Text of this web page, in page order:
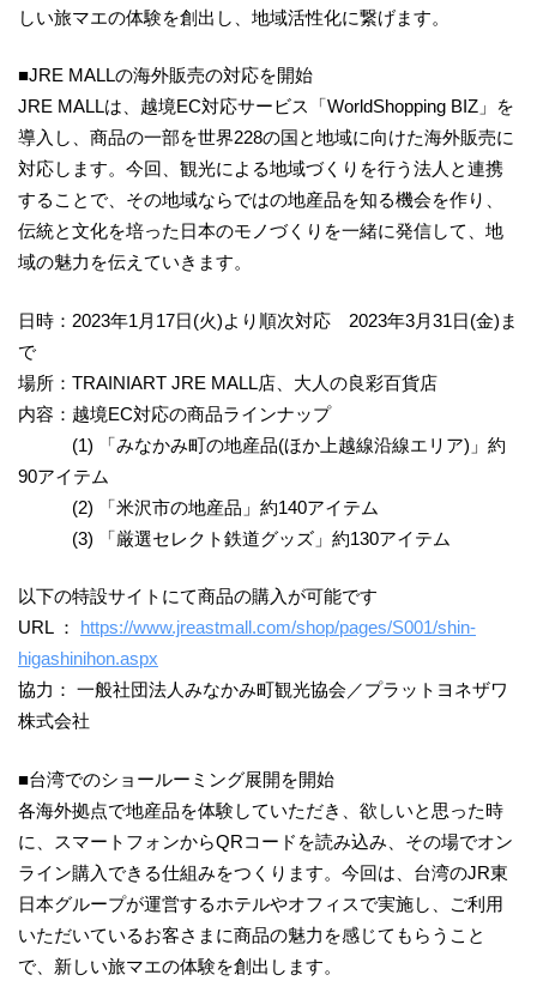
しい旅マエの体験を創出し、地域活性化に繋げます。
■JRE MALLの海外販売の対応を開始
JRE MALLは、越境EC対応サービス「WorldShopping BIZ」を
導入し、商品の一部を世界228の国と地域に向けた海外販売に
対応します。今回、観光による地域づくりを行う法人と連携
することで、その地域ならではの地産品を知る機会を作り、
伝統と文化を培った日本のモノづくりを一緒に発信して、地
域の魅力を伝えていきます。
日時：2023年1月17日(火)より順次対応 2023年3月31日(金)ま
で
場所：TRAINIART JRE MALL店、大人の良彩百貨店
内容：越境EC対応の商品ラインナップ
(1) 「みなかみ町の地産品(ほか上越線沿線エリア)」約
90アイテム
(2) 「米沢市の地産品」約140アイテム
(3) 「厳選セレクト鉄道グッズ」約130アイテム
以下の特設サイトにて商品の購入が可能です
URL ：
https://www.jreastmall.com/shop/pages/S001/shin-
higashinihon.aspx
協力： 一般社団法人みなかみ町観光協会／プラットヨネザワ
株式会社
■台湾でのショールーミング展開を開始
各海外拠点で地産品を体験していただき、欲しいと思った時
に、スマートフォンからQRコードを読み込み、その場でオン
ライン購入できる仕組みをつくります。今回は、台湾のJR東
日本グループが運営するホテルやオフィスで実施し、ご利用
いただいているお客さまに商品の魅力を感じてもらうこと
で、新しい旅マエの体験を創出します。